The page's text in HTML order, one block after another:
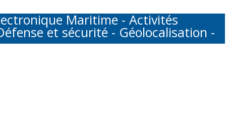
Maritime - Activités
et sécurité - Géolocalisation -